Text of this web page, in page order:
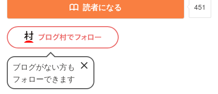
読者になる 451
ブログがない方も
フォローできます